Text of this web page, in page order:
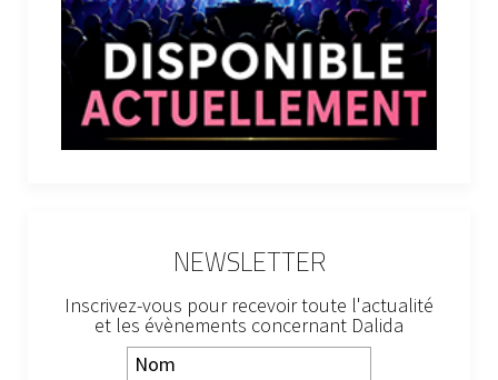
NEWSLETTER
Inscrivez-vous pour recevoir toute l'actualité
et les évènements concernant Dalida